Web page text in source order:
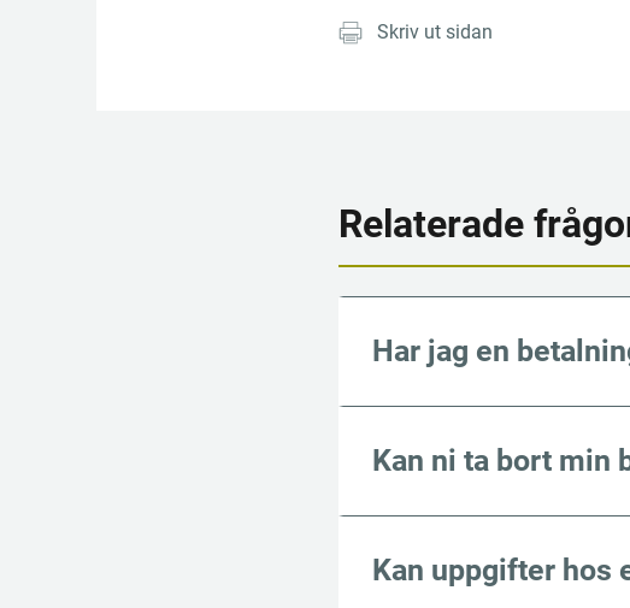
Skriv ut sidan
Relaterade
Har jag en
Kan ni ta bort min
Kan uppgifter hos